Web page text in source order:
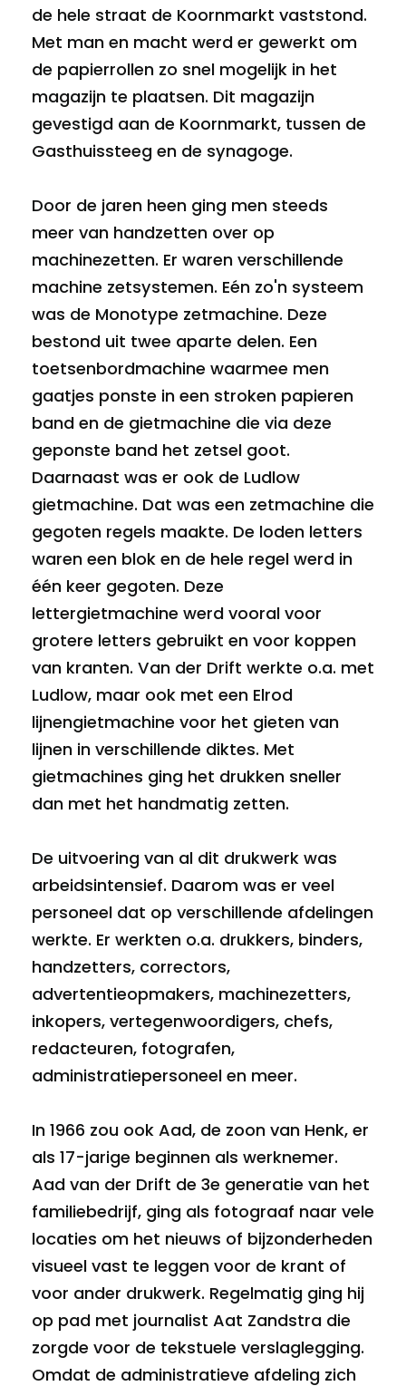
de hele straat de Koornmarkt vaststond.
Met man en macht werd er gewerkt om
de papierrollen zo snel mogelijk in het
magazijn te plaatsen. Dit magazijn
gevestigd aan de Koornmarkt, tussen de
Gasthuissteeg en de synagoge.
Door de jaren heen ging men steeds
meer van handzetten over op
machinezetten. Er waren verschillende
machine zetsystemen. Eén zo'n systeem
was de Monotype zetmachine. Deze
bestond uit twee aparte delen. Een
toetsenbordmachine waarmee men
gaatjes ponste in een stroken papieren
band en de gietmachine die via deze
geponste band het zetsel goot.
Daarnaast was er ook de Ludlow
gietmachine. Dat was een zetmachine die
gegoten regels maakte. De loden letters
waren een blok en de hele regel werd in
één keer gegoten. Deze
lettergietmachine werd vooral voor
grotere letters gebruikt en voor koppen
van kranten. Van der Drift werkte o.a. met
Ludlow, maar ook met een Elrod
lijnengietmachine voor het gieten van
lijnen in verschillende diktes. Met
gietmachines ging het drukken sneller
dan met het handmatig zetten.
De uitvoering van al dit drukwerk was
arbeidsintensief. Daarom was er veel
personeel dat op verschillende afdelingen
werkte. Er werkten o.a. drukkers, binders,
handzetters, correctors,
advertentieopmakers, machinezetters,
inkopers, vertegenwoordigers, chefs,
redacteuren, fotografen,
administratiepersoneel en meer.
In 1966 zou ook Aad, de zoon van Henk, er
als 17-jarige beginnen als werknemer.
Aad van der Drift de 3e generatie van het
familiebedrijf, ging als fotograaf naar vele
locaties om het nieuws of bijzonderheden
visueel vast te leggen voor de krant of
voor ander drukwerk. Regelmatig ging hij
op pad met journalist Aat Zandstra die
zorgde voor de tekstuele verslaglegging.
Omdat de administratieve afdeling zich